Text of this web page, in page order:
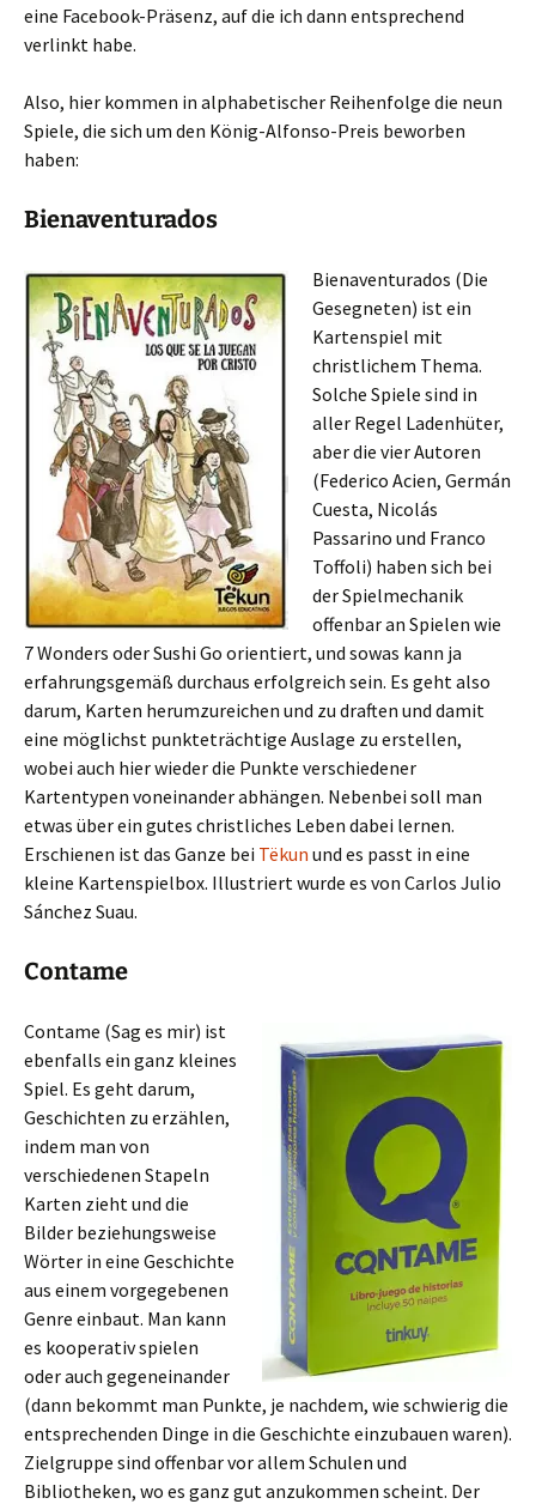
eine Facebook-Präsenz, auf die ich dann entsprechend
verlinkt habe.
Also, hier kommen in alphabetischer Reihenfolge die neun
Spiele, die sich um den König-Alfonso-Preis beworben
haben:
Bienaventurados
Bienaventurados (Die
Gesegneten) ist ein
Kartenspiel mit
christlichem Thema.
Solche Spiele sind in
aller Regel Ladenhüter,
aber die vier Autoren
(Federico Acien, Germán
Cuesta, Nicolás
Passarino und Franco
Toffoli) haben sich bei
der Spielmechanik
offenbar an Spielen wie
7 Wonders oder Sushi Go orientiert, und sowas kann ja
erfahrungsgemäß durchaus erfolgreich sein. Es geht also
darum, Karten herumzureichen und zu draften und damit
eine möglichst punkteträchtige Auslage zu erstellen,
wobei auch hier wieder die Punkte verschiedener
Kartentypen voneinander abhängen. Nebenbei soll man
etwas über ein gutes christliches Leben dabei lernen.
Erschienen ist das Ganze bei Tëkun und es passt in eine
kleine Kartenspielbox. Illustriert wurde es von Carlos Julio
Sánchez Suau.
Contame
Contame (Sag es mir) ist
ebenfalls ein ganz kleines
Spiel. Es geht darum,
Geschichten zu erzählen,
indem man von
verschiedenen Stapeln
Karten zieht und die
Bilder beziehungsweise
Wörter in eine Geschichte
aus einem vorgegebenen
Genre einbaut. Man kann
es kooperativ spielen
oder auch gegeneinander
(dann bekommt man Punkte, je nachdem, wie schwierig die
entsprechenden Dinge in die Geschichte einzubauen waren).
Zielgruppe sind offenbar vor allem Schulen und
Bibliotheken, wo es ganz gut anzukommen scheint. Der